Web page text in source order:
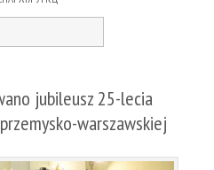
jubileusz 25-lecia
warszawskiej